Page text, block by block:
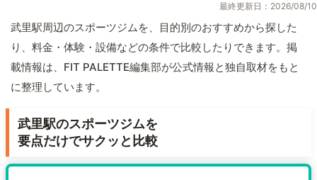
最終更新日：2026/08/10
武里駅周辺のスポーツジムを、目的別のおすすめから探した
り、料金・体験・設備などの条件で比較したりできます。掲
載情報は、FIT PALETTE編集部が公式情報と独自取材をもと
に整理しています。
武里駅のスポーツジムを
要点だけでサクッと比較